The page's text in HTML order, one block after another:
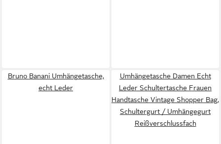
Bruno Banani Umhängetasche,
echt Leder
Umhängetasche Damen Echt
Leder Schultertasche Frauen
Handtasche Vintage Shopper Bag,
Schultergurt / Umhängegurt
Reißverschlussfach